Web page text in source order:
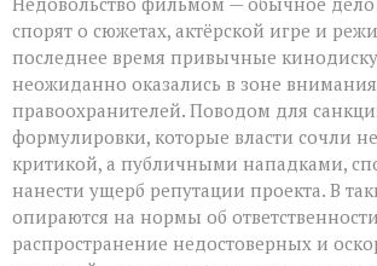
спорят о сюжетах, актёрской игре и
последнее время привычные
неожиданно оказались в зоне внимания
правоохранителей. Поводом для
формулировки, которые власти сочли
критикой, а публичными нападками,
нанести ущерб репутации проекта. В
опираются на нормы об
распространение недостоверных и